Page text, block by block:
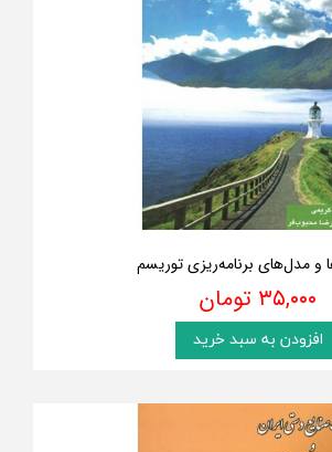
و مدل‌های برنامه‌ریزی توریسم
۳۵,۰۰۰ تومان
افزودن به سبد خرید